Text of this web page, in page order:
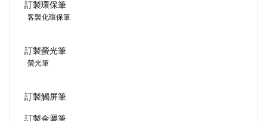
訂製環保筆
客製化環保筆
訂製螢光筆
螢光筆
訂製觸屏筆
訂製金屬筆